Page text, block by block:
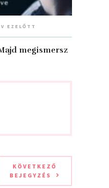
EZELŐTT
megismersz
KÖVETKEZŐ
BEJEGYZÉS